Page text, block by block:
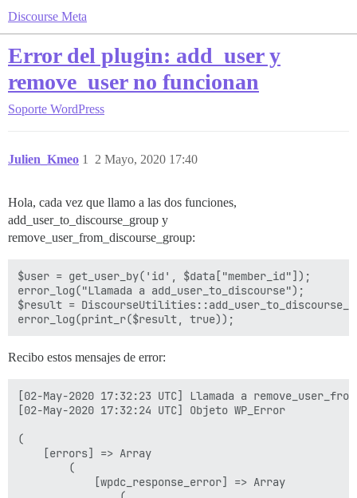
Discourse Meta
Error del plugin: add_user y
remove_user no funcionan
Soporte WordPress
Julien_Kmeo 2 Mayo, 2020 17:40
1
Hola, cada vez que llamo a las dos funciones,
add_user_to_discourse_group y
remove_user_from_discourse_group:
$user = get_user_by('id', $data["member_id"]);
error_log("Llamada a add_user_to_discourse");
$result =
Recibo estos mensajes de error:
[02-May-2020 17:32:23 UTC] Llamada a
[02-May-2020 17:32:24 UTC] Objeto WP_Error
(
    [errors] => Array
        (
            [wpdc_response_error] => Array